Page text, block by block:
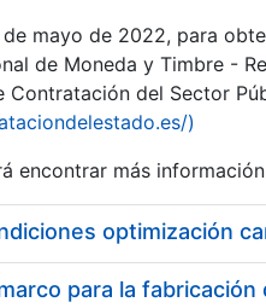
mayo de 2022, para
de Moneda y Timbre -
Contratación del Sector
)
encontrar más
optimización
para la fabricación